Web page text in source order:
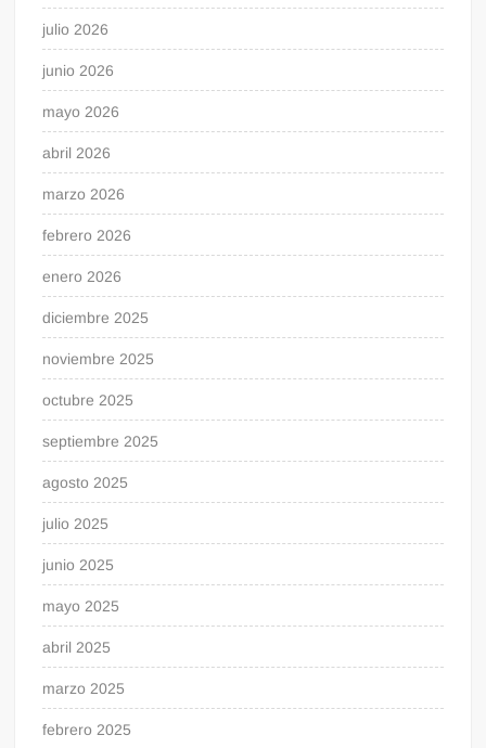
julio 2026
junio 2026
mayo 2026
abril 2026
marzo 2026
febrero 2026
enero 2026
diciembre 2025
noviembre 2025
octubre 2025
septiembre 2025
agosto 2025
julio 2025
junio 2025
mayo 2025
abril 2025
marzo 2025
febrero 2025